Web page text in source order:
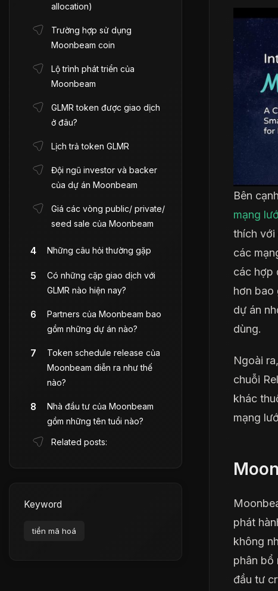
Bên
mạng
thích với
các
các hợp
hơn bao
dự án
dùng.
Ngoài
chuỗi
khác
mạng
phát
không
phân bổ
đầu tư
allocation)
Trường hợp sử dụng
Moonbeam coin
Lộ trình phát triển của
Moonbeam
GLMR token được giao dịch
ở đâu?
Lịch trả token GLMR
Đội ngũ investor và backer
của dự án Moonbeam
Giá các vòng public/ private/
seed sale của Moonbeam
Những câu hỏi thường gặp
Có những cặp giao dịch với
GLMR nào hiện nay?
Partners của Moonbeam bao
gồm những dự án nào?
Token schedule release của
Moonbeam diễn ra như thế
nào?
Nhà đầu tư của Moonbeam
gồm những tên tuổi nào?
Related posts:
Keyword
tiền mã hoá